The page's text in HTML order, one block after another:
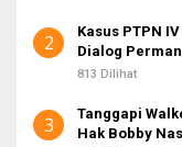
2
Kasus PTPN
Dialog
813 Dilihat
3
Tanggapi
Hak Bobby